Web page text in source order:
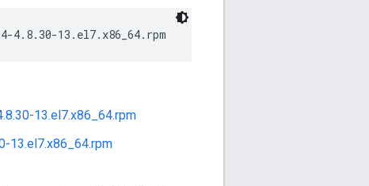
4.8.30-13.el7.x86_64.rpm
13.el7.x86_64.rpm
13.el7.x86_64.rpm